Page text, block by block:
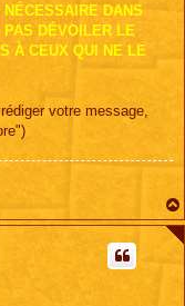
NÉCESSAIRE DANS
DÉVOILER LE
À CEUX QUI NE LE
votre message,